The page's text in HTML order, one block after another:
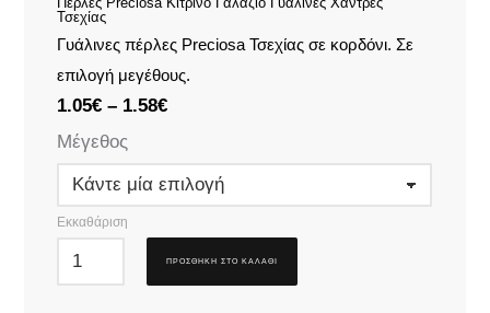
Τσεχίας
Γυάλινες πέρλες Preciosa Τσεχίας σε κορδόνι. Σε
επιλογή μεγέθους.
1.05€ – 1.58€
Μέγεθος
Εκκαθάριση
ΠΡΟΣΘΉΚΗ ΣΤΟ ΚΑΛΆΘΙ